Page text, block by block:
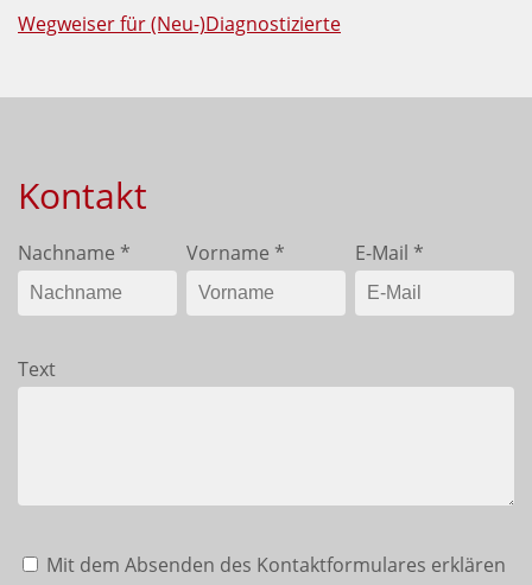
Wegweiser für (Neu-)Diagnostizierte
Kontakt
Nachname * Vorname * E-Mail *
Text
Mit dem Absenden des Kontaktformulares erklären